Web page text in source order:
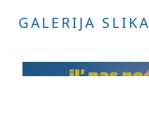
GALERIJA SLIKA